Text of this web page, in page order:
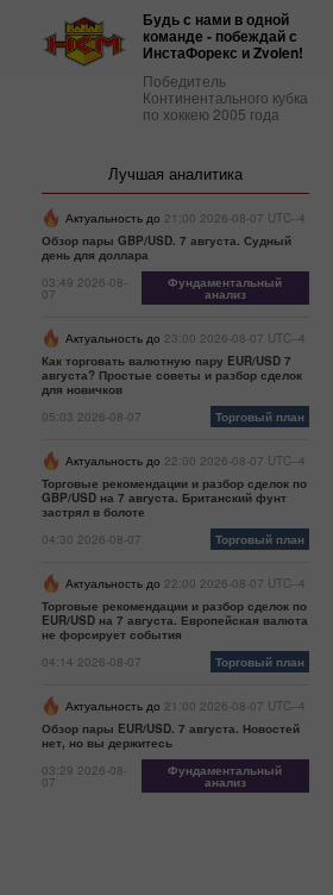
Будь с нами в одной
команде - побеждай с
ИнстаФорекс и Zvolen!
Победитель
Континентального кубка
по хоккею 2005 года
Лучшая аналитика
Актуальность до 21:00 2026-08-07 UTC--4
Обзор пары GBP/USD. 7 августа. Судный
день для доллара
03:49 2026-08-
07
Фундаментальный
анализ
Актуальность до 23:00 2026-08-07 UTC--4
Как торговать валютную пару EUR/USD 7
августа? Простые советы и разбор сделок
для новичков
05:03 2026-08-07
Торговый план
Актуальность до 22:00 2026-08-07 UTC--4
Торговые рекомендации и разбор сделок по
GBP/USD на 7 августа. Британский фунт
застрял в болоте
04:30 2026-08-07
Торговый план
Актуальность до 22:00 2026-08-07 UTC--4
Торговые рекомендации и разбор сделок по
EUR/USD на 7 августа. Европейская валюта
не форсирует события
04:14 2026-08-07
Торговый план
Актуальность до 21:00 2026-08-07 UTC--4
Обзор пары EUR/USD. 7 августа. Новостей
нет, но вы держитесь
03:29 2026-08-
07
Фундаментальный
анализ